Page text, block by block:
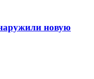
новую